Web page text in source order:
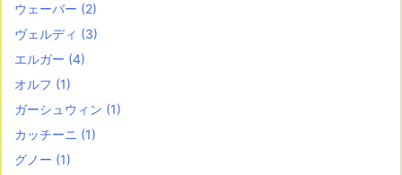
ウェーバー (2)
ヴェルディ (3)
エルガー (4)
オルフ (1)
ガーシュウィン (1)
カッチーニ (1)
グノー (1)